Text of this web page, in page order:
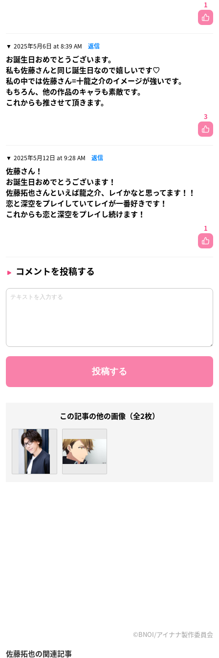
1
2025年5月6日 at 8:39 AM 返信
お誕生日おめでとうございます。
私も佐藤さんと同じ誕生日なので嬉しいです♡
私の中では佐藤さん=十龍之介のイメージが強いです。
もちろん、他の作品のキャラも素敵です。
これからも推させて頂きます。
3
2025年5月12日 at 9:28 AM 返信
佐藤さん！
お誕生日おめでとうございます！
佐藤拓也さんといえば龍之介、レイかなと思ってます！！
恋と深空をプレイしていてレイが一番好きです！
これからも恋と深空をプレイし続けます！
1
コメントを投稿する
この記事の他の画像（全2枚）
©BNOI/アイナナ製作委員会
佐藤拓也の関連記事